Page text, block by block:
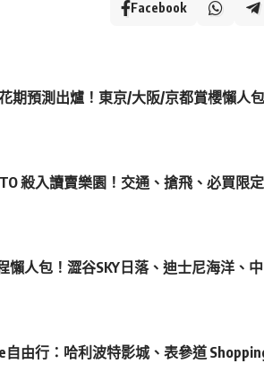
Facebook
期預測出爐！東京/大阪/京都賞櫻懶人
殺入讀賣樂園！交通、搶飛、必買限
懶人包！澀谷SKY日落、迪士尼海洋、
自由行：哈利波特影城、表參道